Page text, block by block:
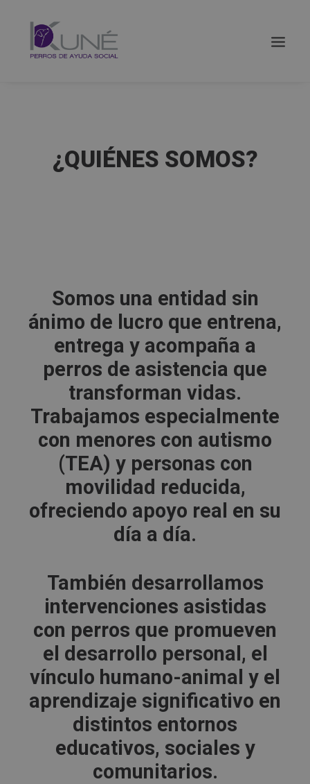
Buscar
¿QUIÉNES SOMOS?
Somos una entidad sin
ánimo de lucro que entrena,
entrega y acompaña a
perros de asistencia que
transforman vidas.
Trabajamos especialmente
con menores con autismo
(TEA) y personas con
movilidad reducida,
ofreciendo apoyo real en su
día a día.
También desarrollamos
intervenciones asistidas
con perros que promueven
el desarrollo personal, el
vínculo humano-animal y el
aprendizaje significativo en
distintos entornos
educativos, sociales y
comunitarios.